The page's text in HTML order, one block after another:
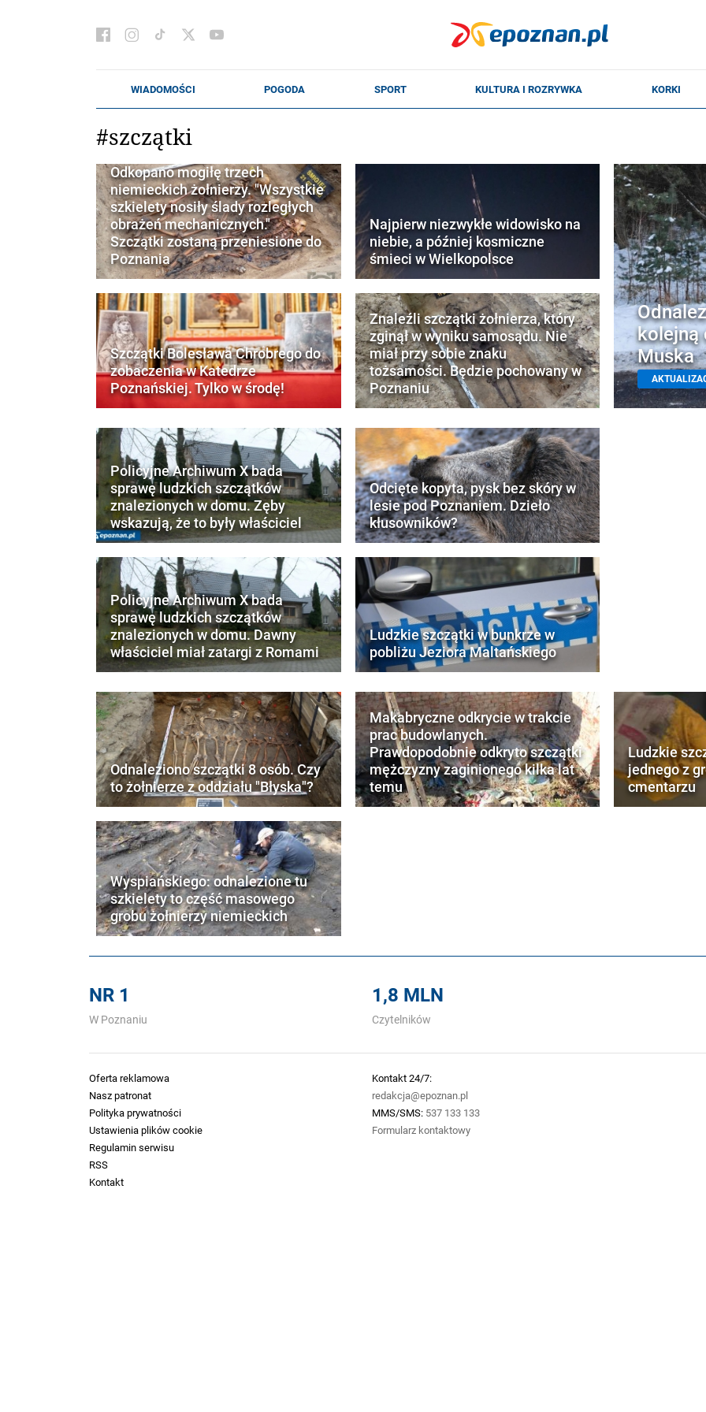
#szczątki
Odkopano mogiłę trzech
niemieckich żołnierzy. "Wszystkie
szkielety nosiły ślady rozległych
obrażeń mechanicznych."
Szczątki zostaną przeniesione do
Poznania
Szczątki Bolesława Chrobrego do
zobaczenia w Katedrze
Poznańskiej. Tylko w środę!
Najpierw niezwykłe widowisko na
niebie, a później kosmiczne
śmieci w Wielkopolsce
Znaleźli szczątki żołnierza, który
zginął w wyniku samosądu. Nie
miał przy sobie znaku
tożsamości. Będzie pochowany w
Poznaniu
kolejną
Muska
Policyjne Archiwum X bada
sprawę ludzkich szczątków
znalezionych w domu. Zęby
wskazują, że to były właściciel
Policyjne Archiwum X bada
sprawę ludzkich szczątków
znalezionych w domu. Dawny
właściciel miał zatargi z Romami
Odcięte kopyta, pysk bez skóry w
lesie pod Poznaniem. Dzieło
kłusowników?
Ludzkie szczątki w bunkrze w
pobliżu Jeziora Maltańskiego
Odnaleziono szczątki 8 osób. Czy
to żołnierze z oddziału "Błyska"?
Makabryczne odkrycie w trakcie
prac budowlanych.
Prawdopodobnie odkryto szczątki
mężczyzny zaginionego kilka lat
temu
Ludzkie
jednego z
cmentarzu
Wyspiańskiego: odnalezione tu
szkielety to część masowego
grobu żołnierzy niemieckich
NR 1
W Poznaniu
1,8 MLN
Czytelników
Oferta reklamowa
Nasz patronat
Polityka prywatności
Ustawienia plików cookie
Regulamin serwisu
RSS
Kontakt
Kontakt 24/7:
redakcja@epoznan.pl
MMS/SMS: 537 133 133
Formularz kontaktowy